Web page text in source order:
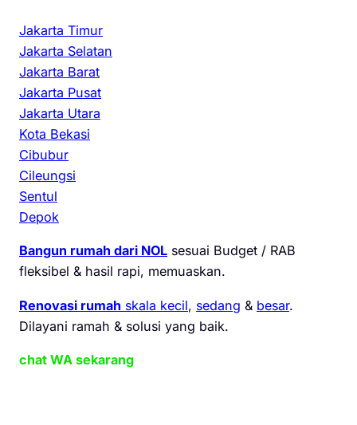
Jakarta Timur
Jakarta Selatan
Jakarta Barat
Jakarta Pusat
Jakarta Utara
Kota Bekasi
Cibubur
Cileungsi
Sentul
Depok
Bangun rumah dari NOL sesuai Budget / RAB
fleksibel & hasil rapi, memuaskan.
Renovasi rumah skala kecil, sedang & besar.
Dilayani ramah & solusi yang baik.
chat WA sekarang